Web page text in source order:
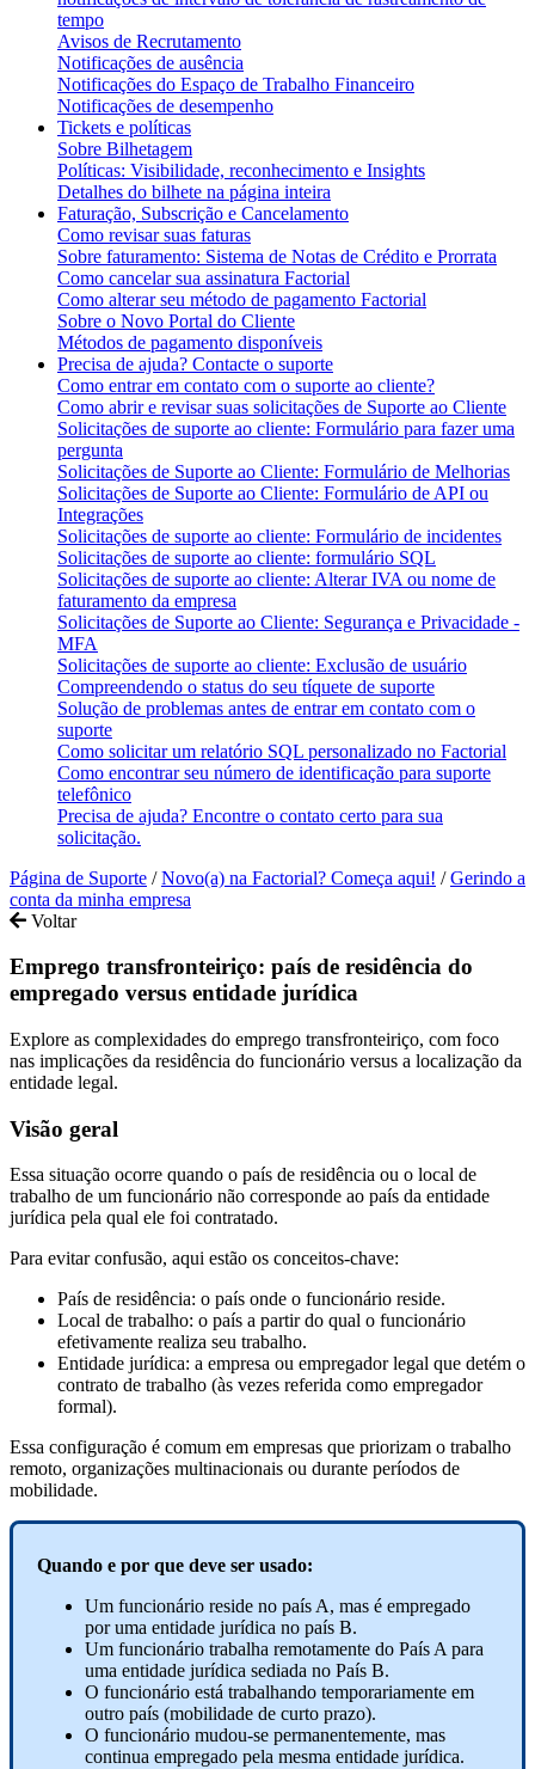
tempo
Avisos de Recrutamento
Notificações de ausência
Notificações do Espaço de Trabalho Financeiro
Notificações de desempenho
Tickets e políticas
Sobre Bilhetagem
Políticas: Visibilidade, reconhecimento e Insights
Detalhes do bilhete na página inteira
Faturação, Subscrição e Cancelamento
Como revisar suas faturas
Sobre faturamento: Sistema de Notas de Crédito e Prorrata
Como cancelar sua assinatura Factorial
Como alterar seu método de pagamento Factorial
Sobre o Novo Portal do Cliente
Métodos de pagamento disponíveis
Precisa de ajuda? Contacte o suporte
Como entrar em contato com o suporte ao cliente?
Como abrir e revisar suas solicitações de Suporte ao Cliente
Solicitações de suporte ao cliente: Formulário para fazer uma
pergunta
Solicitações de Suporte ao Cliente: Formulário de Melhorias
Solicitações de Suporte ao Cliente: Formulário de API ou
Integrações
Solicitações de suporte ao cliente: Formulário de incidentes
Solicitações de suporte ao cliente: formulário SQL
Solicitações de suporte ao cliente: Alterar IVA ou nome de
faturamento da empresa
Solicitações de Suporte ao Cliente: Segurança e Privacidade -
MFA
Solicitações de suporte ao cliente: Exclusão de usuário
Compreendendo o status do seu tíquete de suporte
Solução de problemas antes de entrar em contato com o
suporte
Como solicitar um relatório SQL personalizado no Factorial
Como encontrar seu número de identificação para suporte
telefônico
Precisa de ajuda? Encontre o contato certo para sua
solicitação.
Página de Suporte / Novo(a) na Factorial? Começa aqui! / Gerindo a
conta da minha empresa
Voltar
Emprego transfronteiriço: país de residência do
empregado versus entidade jurídica
Explore as complexidades do emprego transfronteiriço, com foco
nas implicações da residência do funcionário versus a localização da
entidade legal.
Visão geral
Essa situação ocorre quando o país de residência ou o local de
trabalho de um funcionário não corresponde ao país da entidade
jurídica pela qual ele foi contratado.
Para evitar confusão, aqui estão os conceitos-chave:
País de residência: o país onde o funcionário reside.
Local de trabalho: o país a partir do qual o funcionário
efetivamente realiza seu trabalho.
Entidade jurídica: a empresa ou empregador legal que detém o
contrato de trabalho (às vezes referida como empregador
formal).
Essa configuração é comum em empresas que priorizam o trabalho
remoto, organizações multinacionais ou durante períodos de
mobilidade.
Quando e por que deve ser usado:
Um funcionário reside no país A, mas é empregado
por uma entidade jurídica no país B.
Um funcionário trabalha remotamente do País A para
uma entidade jurídica sediada no País B.
O funcionário está trabalhando temporariamente em
outro país (mobilidade de curto prazo).
O funcionário mudou-se permanentemente, mas
continua empregado pela mesma entidade jurídica.